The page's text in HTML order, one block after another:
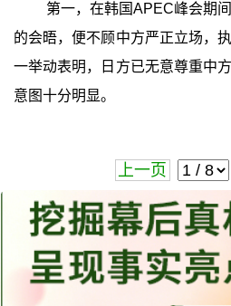
第一，在韩国APEC峰会期
的会晤，便不顾中方严正立场，
一举动表明，日方已无意尊重中
意图十分明显。
上一页